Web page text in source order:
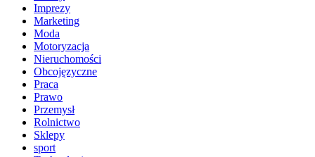
Imprezy
Marketing
Moda
Motoryzacja
Nieruchomości
Obcojęzyczne
Praca
Prawo
Przemysł
Rolnictwo
Sklepy
sport